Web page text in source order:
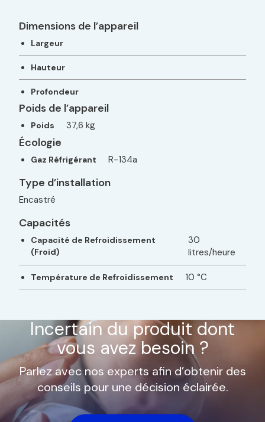
Dimensions de l’appareil
Largeur
Hauteur
Profondeur
Poids de l’appareil
Poids 37,6 kg
Écologie
Gaz Réfrigérant R-134a
Type d’installation
Encastré
Capacités
Capacité de Refroidissement
(Froid)
30
litres/heure
Température de Refroidissement 10 °C
Incertain du produit dont
vous avez besoin ?
Parlez avec nos experts afin d’obtenir des
conseils pour une décision éclairée.